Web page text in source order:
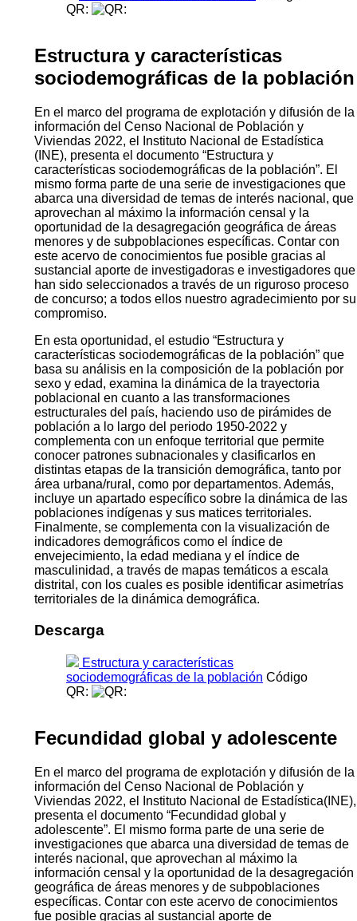
QR:
Estructura y características
sociodemográficas de la población
En el marco del programa de explotación y difusión de la
información del Censo Nacional de Población y
Viviendas 2022, el Instituto Nacional de Estadística
(INE), presenta el documento “Estructura y
características sociodemográficas de la población”. El
mismo forma parte de una serie de investigaciones que
abarca una diversidad de temas de interés nacional, que
aprovechan al máximo la información censal y la
oportunidad de la desagregación geográfica de áreas
menores y de subpoblaciones específicas. Contar con
este acervo de conocimientos fue posible gracias al
sustancial aporte de investigadoras e investigadores que
han sido seleccionados a través de un riguroso proceso
de concurso; a todos ellos nuestro agradecimiento por su
compromiso.
En esta oportunidad, el estudio “Estructura y
características sociodemográficas de la población” que
basa su análisis en la composición de la población por
sexo y edad, examina la dinámica de la trayectoria
poblacional en cuanto a las transformaciones
estructurales del país, haciendo uso de pirámides de
población a lo largo del periodo 1950-2022 y
complementa con un enfoque territorial que permite
conocer patrones subnacionales y clasificarlos en
distintas etapas de la transición demográfica, tanto por
área urbana/rural, como por departamentos. Además,
incluye un apartado específico sobre la dinámica de las
poblaciones indígenas y sus matices territoriales.
Finalmente, se complementa con la visualización de
indicadores demográficos como el índice de
envejecimiento, la edad mediana y el índice de
masculinidad, a través de mapas temáticos a escala
distrital, con los cuales es posible identificar asimetrías
territoriales de la dinámica demográfica.
Descarga
Estructura y características
sociodemográficas de la población Código
QR:
Fecundidad global y adolescente
En el marco del programa de explotación y difusión de la
información del Censo Nacional de Población y
Viviendas 2022, el Instituto Nacional de Estadística(INE),
presenta el documento “Fecundidad global y
adolescente”. El mismo forma parte de una serie de
investigaciones que abarca una diversidad de temas de
interés nacional, que aprovechan al máximo la
información censal y la oportunidad de la desagregación
geográfica de áreas menores y de subpoblaciones
específicas. Contar con este acervo de conocimientos
fue posible gracias al sustancial aporte de